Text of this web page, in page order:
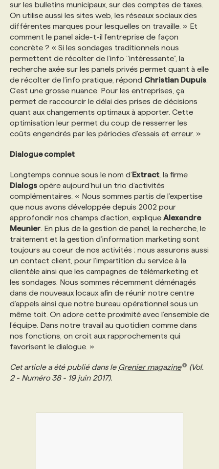
sur les bulletins municipaux, sur des comptes de taxes.
On utilise aussi les sites web, les réseaux sociaux des
différentes marques pour lesquelles on travaille. » Et
comment le panel aide-t-il l’entreprise de façon
concrète ? « Si les sondages traditionnels nous
permettent de récolter de l’info “intéressante”, la
recherche axée sur les panels privés permet quant à elle
de récolter de l’info pratique, répond Christian Dupuis
C’est une grosse nuance. Pour les entreprises, ça
permet de raccourcir le délai des prises de décisions
quant aux changements optimaux à apporter. Cette
optimisation leur permet du coup de resserrer les
coûts engendrés par les périodes d’essais et erreur. »
Dialogue complet
Longtemps connue sous le nom d’Extract , la firme
Dialogs opère aujourd’hui un trio d’activités
complémentaires. « Nous sommes partis de l’expertise
que nous avons développée depuis 2002 pour
approfondir nos champs d’action, explique Alexandre
Meunier . En plus de la gestion de panel, la recherche, le
traitement et la gestion d’information marketing sont
toujours au coeur de nos activités ; nous assurons aussi
un contact client, pour l’impartition du service à la
clientèle ainsi que les campagnes de télémarketing et
les sondages. Nous sommes récemment déménagés
dans de nouveaux locaux afin de réunir notre centre
d’appels ainsi que notre bureau opérationnel sous un
même toit. On adore cette proximité avec l’ensemble de
l’équipe. Dans notre travail au quotidien comme dans
nos fonctions, on croit aux rapprochements qui
favorisent le dialogue. »
Cet article a été publié dans le Grenier magazine
(Vol.
2 - Numéro 38 - 19 juin 2017).